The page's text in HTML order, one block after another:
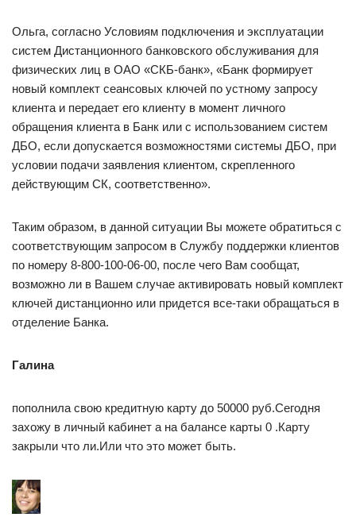
Ольга, согласно Условиям подключения и эксплуатации
систем Дистанционного банковского обслуживания для
физических лиц в ОАО «СКБ-банк», «Банк формирует
новый комплект сеансовых ключей по устному запросу
клиента и передает его клиенту в момент личного
обращения клиента в Банк или с использованием систем
ДБО, если допускается возможностями системы ДБО, при
условии подачи заявления клиентом, скрепленного
действующим СК, соответственно».
Таким образом, в данной ситуации Вы можете обратиться с
соответствующим запросом в Службу поддержки клиентов
по номеру 8-800-100-06-00, после чего Вам сообщат,
возможно ли в Вашем случае активировать новый комплект
ключей дистанционно или придется все-таки обращаться в
отделение Банка.
Галина
пополнила свою кредитную карту до 50000 руб.Сегодня
захожу в личный кабинет а на балансе карты 0 .Карту
закрыли что ли.Или что это может быть.